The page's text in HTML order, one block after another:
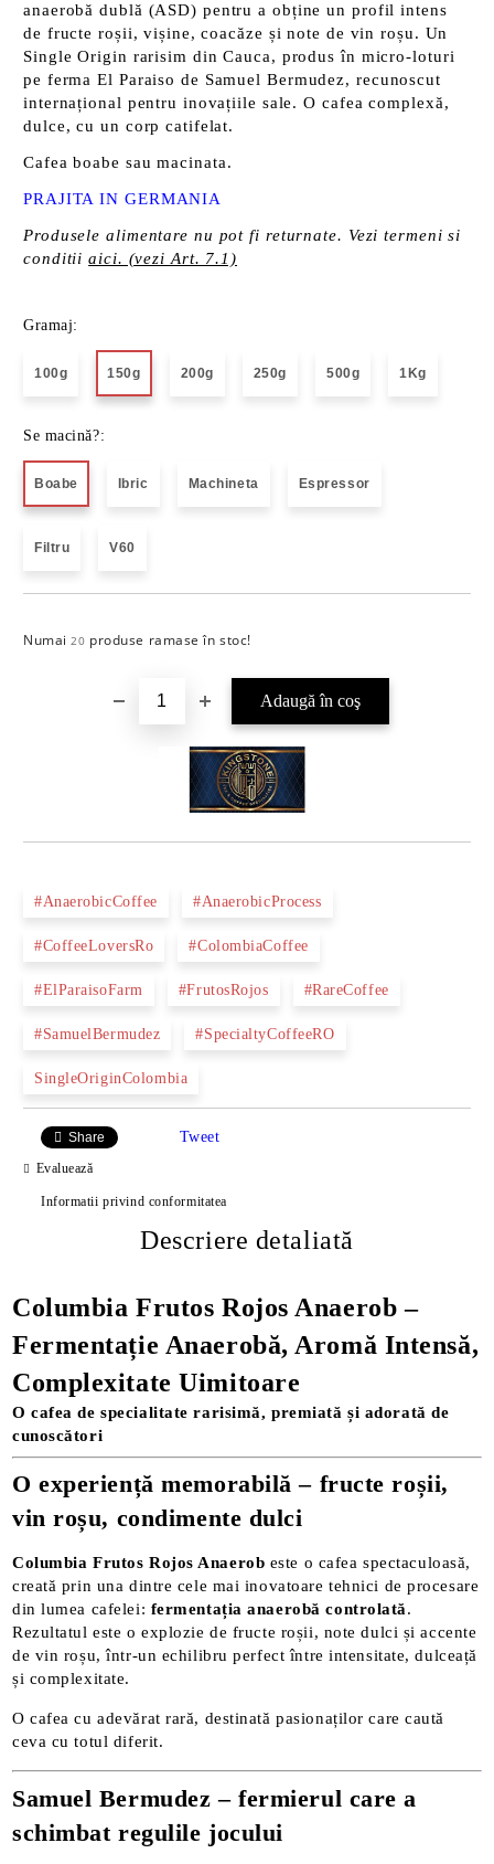
anaerobă dublă (ASD) pentru a obține un profil intens
de fructe roșii, vișine, coacăze și note de vin roșu. Un
Single Origin rarisim din Cauca, produs în micro-loturi
pe ferma El Paraiso de Samuel Bermudez, recunoscut
internațional pentru inovațiile sale. O cafea complexă,
dulce, cu un corp catifelat.
Cafea boabe sau macinata.
PRAJITA IN GERMANIA
Produsele alimentare nu pot fi returnate. Vezi termeni si
conditiiaici. (vezi Art. 7.1)
Gramaj:
100g 150g 200g 250g 500g 1Kg
Se macină?:
Boabe Ibric Machineta Espressor
Filtru V60
Numai20 produse ramase în stoc!
#AnaerobicCoffee #AnaerobicProcess
#CoffeeLoversRo #ColombiaCoffee
#ElParaisoFarm #FrutosRojos #RareCoffee
#SamuelBermudez #SpecialtyCoffeeRO
SingleOriginColombia
Share Tweet
Evaluează
Informatii privind conformitatea
Descriere detaliată
Columbia Frutos Rojos Anaerob –
Fermentație Anaerobă, Aromă Intensă,
Complexitate Uimitoare
O cafea de specialitate rarisimă, premiată și adorată de
cunoscători
O experiență memorabilă – fructe roșii,
vin roșu, condimente dulci
Columbia Frutos Rojos Anaerob este o cafea spectaculoasă,
creată prin una dintre cele mai inovatoare tehnici de procesare
din lumea cafelei: fermentația anaerobă controlată.
Rezultatul este o explozie de fructe roșii, note dulci și accente
de vin roșu, într-un echilibru perfect între intensitate, dulceață
și complexitate.
O cafea cu adevărat rară, destinată pasionaților care caută
ceva cu totul diferit.
Samuel Bermudez – fermierul care a
schimbat regulile jocului